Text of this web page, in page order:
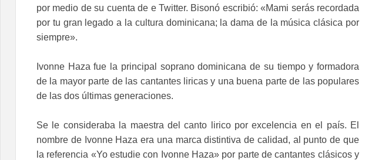
por medio de su cuenta de e Twitter. Bisonó escribió: «Mami serás recordada
por tu gran legado a la cultura dominicana; la dama de la música clásica por
siempre».
Ivonne Haza fue la principal soprano dominicana de su tiempo y formadora
de la mayor parte de las cantantes liricas y una buena parte de las populares
de las dos últimas generaciones.
Se le consideraba la maestra del canto lirico por excelencia en el país. El
nombre de Ivonne Haza era una marca distintiva de calidad, al punto de que
la referencia «Yo estudie con Ivonne Haza» por parte de cantantes clásicos y